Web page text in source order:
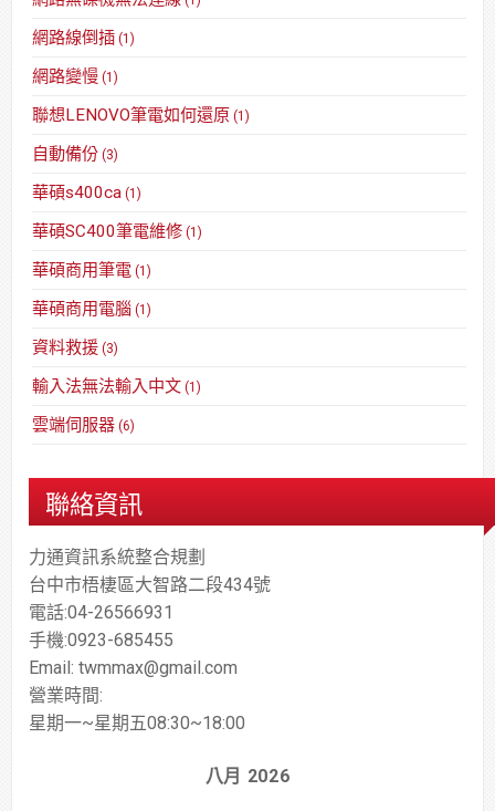
網路線倒插 (1)
網路變慢 (1)
聯想LENOVO筆電如何還原 (1)
自動備份 (3)
華碩s400ca (1)
華碩SC400筆電維修 (1)
華碩商用筆電 (1)
華碩商用電腦 (1)
資料救援 (3)
輸入法無法輸入中文 (1)
雲端伺服器 (6)
聯絡資訊
力通資訊系統整合規劃
台中市梧棲區大智路二段434號
電話:04-26566931
手機:0923-685455
Email: twmmax@gmail.com
營業時間:
星期一~星期五08:30~18:00
八月 2026